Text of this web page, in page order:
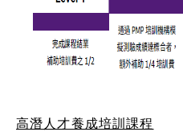
高潛人才養成培訓課程